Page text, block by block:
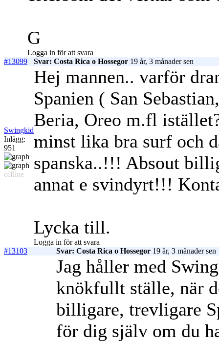
G
Logga in för att svara
#13099
Svar: Costa Rica o Hossegor 19 år, 3 månader sen
Swingkid
Inlägg:
951
offline
Hej mannen.. varför
Spanien ( San
Beria, Oreo m.fl
minst lika bra surf och
spanska..!!! Absout
annat e svindyrt!!!
Lycka till.
Logga in för att svara
#13103
Svar: Costa Rica o Hossegor 19 år, 3 månader sen
Jag håller med
knökfullt ställe, när
billigare, trevligare
för dig själv om du